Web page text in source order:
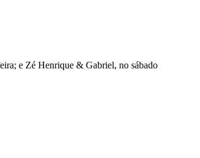
e Zé Henrique & Gabriel, no sábado